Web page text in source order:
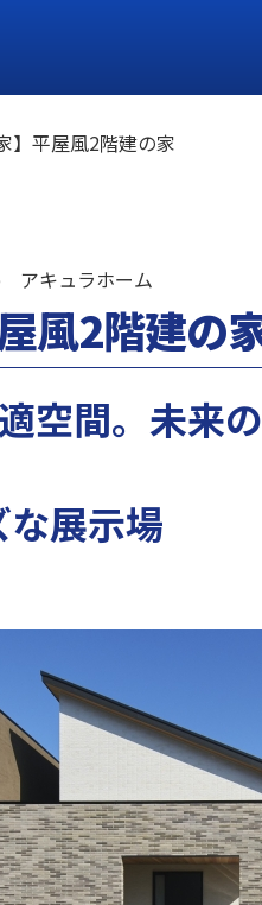
】平屋風2階建の家
アキュラホーム
風2階建の
空間。未来
展示場